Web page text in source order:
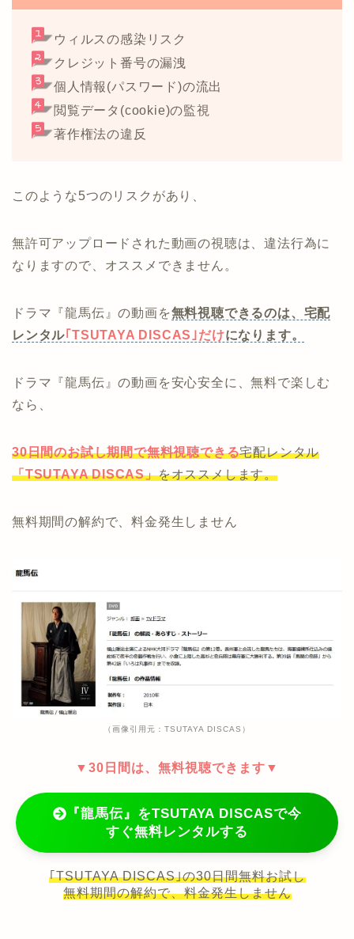
ウィルスの感染リスク
クレジット番号の漏洩
個人情報(パスワード)の流出
閲覧データ(cookie)の監視
著作権法の違反
このような5つのリスクがあり、
無許可アップロードされた動画の視聴は、違法行為に
なりますので、オススメできません。
ドラマ『龍馬伝』の動画を無料視聴できるのは、宅配
レンタル｢TSUTAYA DISCAS｣だけになります。
ドラマ『龍馬伝』の動画を安心安全に、無料で楽しむ
なら、
30日間のお試し期間で無料視聴できる宅配レンタル
「TSUTAYA DISCAS」をオススメします。
無料期間の解約で、料金発生しません
（画像引用元：TSUTAYA DISCAS）
▼30日間は、無料視聴できます▼
『龍馬伝』をTSUTAYA DISCASで今
すぐ無料レンタルする
｢TSUTAYA DISCAS｣の30日間無料お試し
無料期間の解約で、料金発生しません